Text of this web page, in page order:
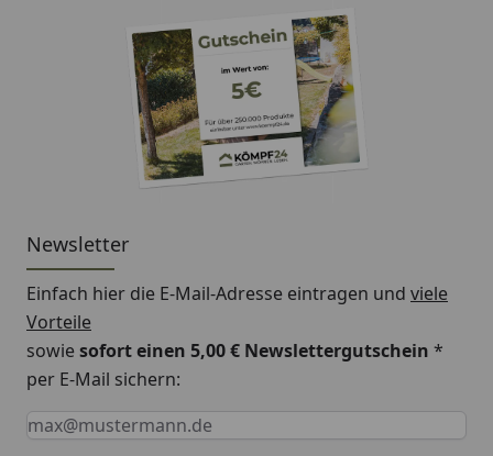
Newsletter
Einfach hier die E-Mail-Adresse eintragen und viele
Vorteile
sowiesofort einen 5,00 € Newslettergutschein *
per E-Mail sichern:
Keine Eingabe erforderlich
Eingabe erforderlich
E-Mail *